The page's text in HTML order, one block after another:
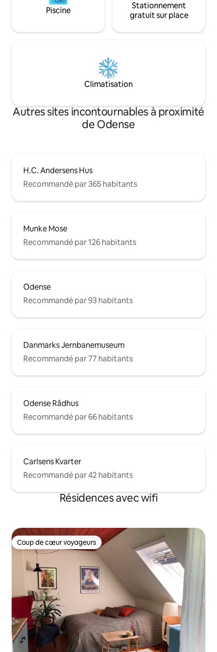
Piscine
Stationnement
gratuit sur place
Climatisation
Autres sites incontournables à proximité
de Odense
H.C. Andersens Hus
Recommandé par 365 habitants
Munke Mose
Recommandé par 126 habitants
Odense
Recommandé par 93 habitants
Danmarks Jernbanemuseum
Recommandé par 77 habitants
Odense Rådhus
Recommandé par 66 habitants
Carlsens Kvarter
Recommandé par 42 habitants
Résidences avec wifi
Coup de cœur voyageurs
Coup de cœur voyageurs